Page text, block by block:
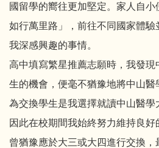
國留學的嚮往更加堅定。家人自
如行萬里路」，前往不同國家體
我深感興趣的事情。
高中填寫繁星推薦志願時，我發
生的機會，便毫不猶豫地將中山
為交換學生是我選擇就讀中山醫學
因此在校期間我始終努力維持良
曾猶豫應於大三或大四進行交換